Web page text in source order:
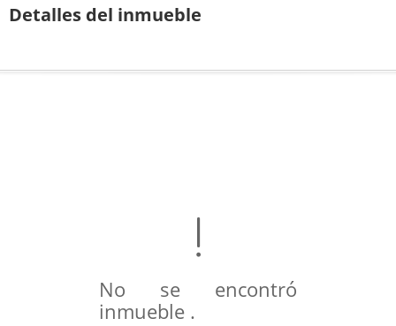
Detalles del inmueble
No se encontró
inmueble .